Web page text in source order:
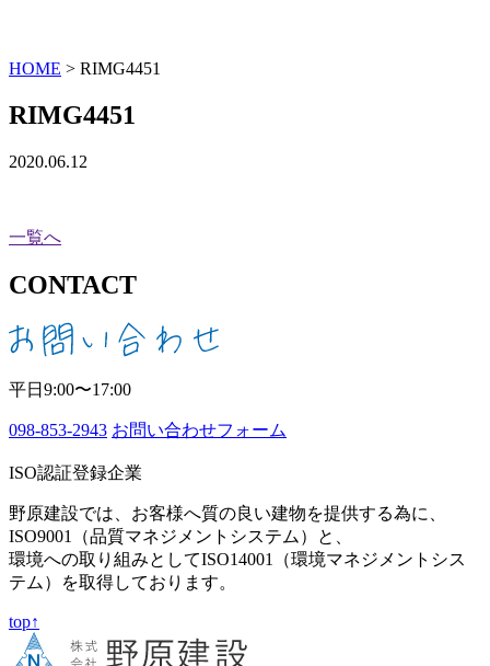
HOME > RIMG4451
RIMG4451
2020.06.12
一覧へ
CONTACT
平日9:00〜17:00
098-853-2943 お問い合わせフォーム
ISO認証登録企業
野原建設では、お客様へ質の良い建物を提供する為に、
ISO9001（品質マネジメントシステム）と、
環境への取り組みとしてISO14001（環境マネジメントシス
テム）を取得しております。
top↑